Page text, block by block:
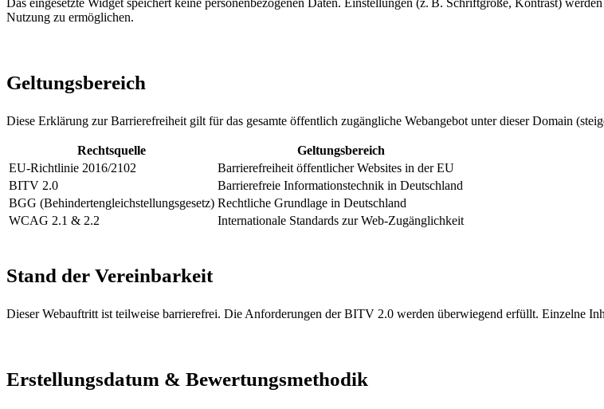
Nutzung zu ermöglichen.
Geltungsbereich
Diese Erklärung zur Barrierefreiheit gilt für das gesamte öffentlich zugängliche Webangebot unter dieser Domain
Rechtsquelle
Geltungsbereich
EU-Richtlinie 2016/2102
Barrierefreiheit öffentlicher Websites in der EU
BITV 2.0
Barrierefreie Informationstechnik in Deutschland
BGG (Behindertengleichstellungsgesetz) Rechtliche Grundlage in Deutschland
WCAG 2.1 & 2.2
Internationale Standards zur Web-Zugänglichkeit
Stand der Vereinbarkeit
Dieser Webauftritt ist teilweise barrierefrei. Die Anforderungen der BITV 2.0 werden überwiegend erfüllt. Einzelne
Erstellungsdatum & Bewertungsmethodik